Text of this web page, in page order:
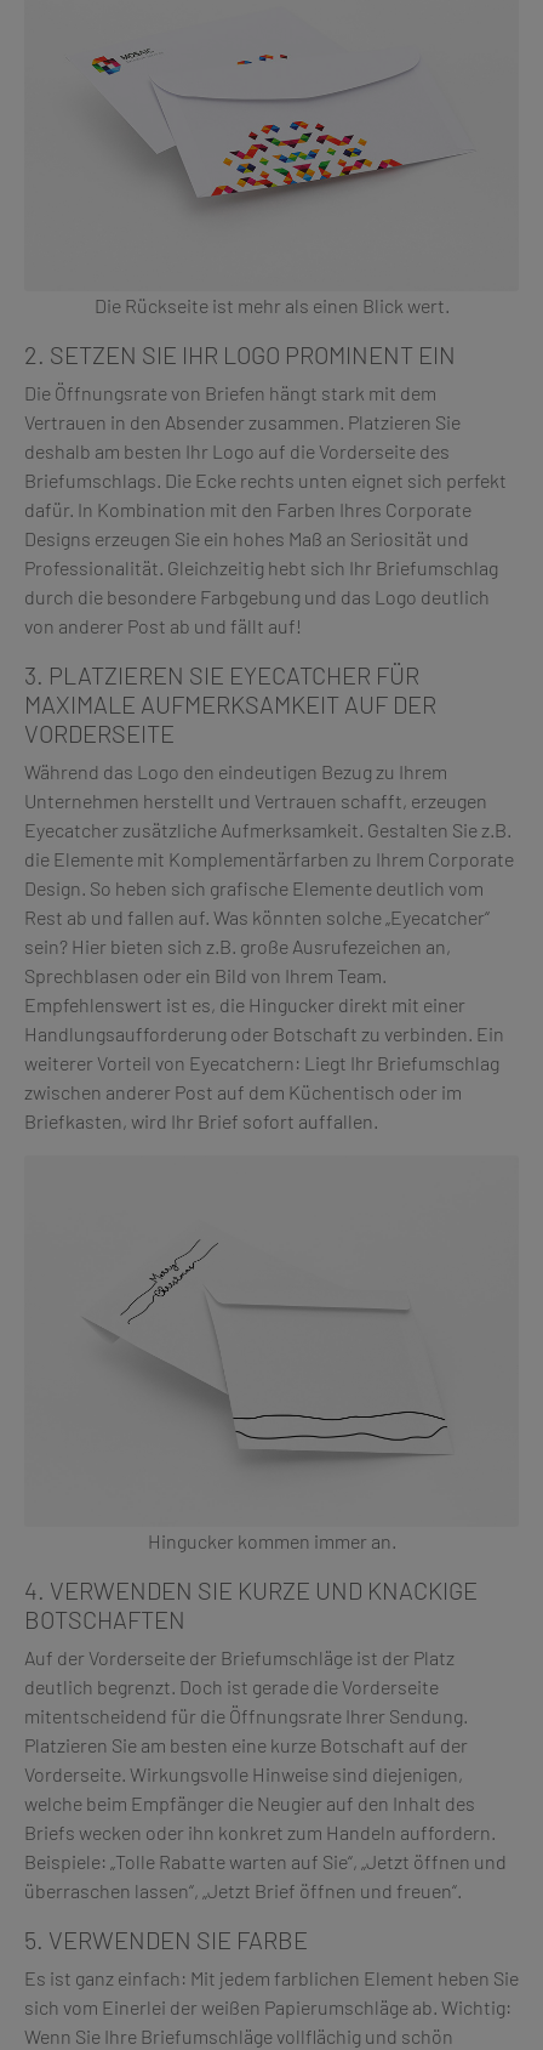
Die Rückseite ist mehr als einen Blick wert.
2. SETZEN SIE IHR LOGO PROMINENT EIN
Die Öffnungsrate von Briefen hängt stark mit dem
Vertrauen in den Absender zusammen. Platzieren Sie
deshalb am besten Ihr Logo auf die Vorderseite des
Briefumschlags. Die Ecke rechts unten eignet sich perfekt
dafür. In Kombination mit den Farben Ihres Corporate
Designs erzeugen Sie ein hohes Maß an Seriosität und
Professionalität. Gleichzeitig hebt sich Ihr Briefumschlag
durch die besondere Farbgebung und das Logo deutlich
von anderer Post ab und fällt auf!
3. PLATZIEREN SIE EYECATCHER FÜR
MAXIMALE AUFMERKSAMKEIT AUF DER
VORDERSEITE
Während das Logo den eindeutigen Bezug zu Ihrem
Unternehmen herstellt und Vertrauen schafft, erzeugen
Eyecatcher zusätzliche Aufmerksamkeit. Gestalten Sie z.B.
die Elemente mit Komplementärfarben zu Ihrem Corporate
Design. So heben sich grafische Elemente deutlich vom
Rest ab und fallen auf. Was könnten solche „Eyecatcher“
sein? Hier bieten sich z.B. große Ausrufezeichen an,
Sprechblasen oder ein Bild von Ihrem Team.
Empfehlenswert ist es, die Hingucker direkt mit einer
Handlungsaufforderung oder Botschaft zu verbinden. Ein
weiterer Vorteil von Eyecatchern: Liegt Ihr Briefumschlag
zwischen anderer Post auf dem Küchentisch oder im
Briefkasten, wird Ihr Brief sofort auffallen.
Hingucker kommen immer an.
4. VERWENDEN SIE KURZE UND KNACKIGE
BOTSCHAFTEN
Auf der Vorderseite der Briefumschläge ist der Platz
deutlich begrenzt. Doch ist gerade die Vorderseite
mitentscheidend für die Öffnungsrate Ihrer Sendung.
Platzieren Sie am besten eine kurze Botschaft auf der
Vorderseite. Wirkungsvolle Hinweise sind diejenigen,
welche beim Empfänger die Neugier auf den Inhalt des
Briefs wecken oder ihn konkret zum Handeln auffordern.
Beispiele: „Tolle Rabatte warten auf Sie“, „Jetzt öffnen und
überraschen lassen“, „Jetzt Brief öffnen und freuen“.
5. VERWENDEN SIE FARBE
Es ist ganz einfach: Mit jedem farblichen Element heben Sie
sich vom Einerlei der weißen Papierumschläge ab. Wichtig:
Wenn Sie Ihre Briefumschläge vollflächig und schön